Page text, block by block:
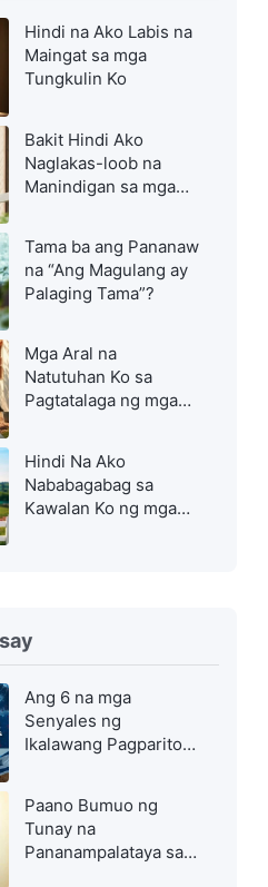
Hindi na Ako Labis na
Maingat sa mga
Tungkulin Ko
Bakit Hindi Ako
Naglakas-loob na
Manindigan sa mga
Tama ba ang Pananaw
na “Ang Magulang ay
Palaging Tama”?
Mga Aral na
Natutuhan Ko sa
Pagtatalaga ng mga
Hindi Na Ako
Nababagabag sa
Kawalan Ko ng mga
Ang 6 na mga
Senyales ng
Ikalawang Pagparito
sa Pagsalubong sa
Panginoon
Paano Bumuo ng
Tunay na
Pananampalataya sa